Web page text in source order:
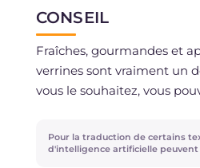
conserver dans une boîte
3-4 jours. Vous pouvez
au cacao et la décongeler
CONSEIL
Fraîches, gourmandes et
verrines sont vraiment un
vous le souhaitez, vous
en les alternant avec la
couche après couche, vous
Pour la traduction de certains
d'intelligence artificielle peuvent